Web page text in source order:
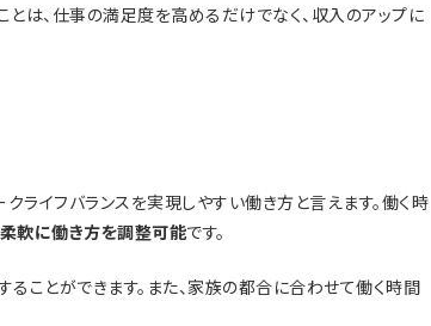
は、仕事の満足度を高めるだけでなく、収入のアップに
ライフバランスを実現しやすい働き方と言えます。働く時
軟に働き方を調整可能です。
ことができます。また、家族の都合に合わせて働く時間